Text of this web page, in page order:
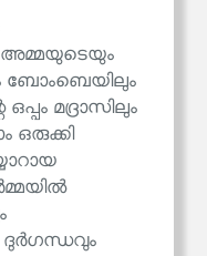
അമ്മയുടെയും
ബോംബെയിലും
മദ്രാസിലും
ഒരുക്കി